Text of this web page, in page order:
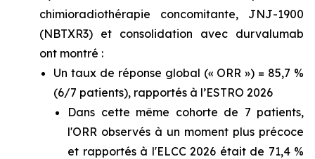
chimioradiothérapie concomitante, JNJ-1900
(NBTXR3) et consolidation avec durvalumab
ont montré :
Un taux de réponse global (« ORR ») = 85,7 %
(6/7 patients), rapportés à l’ESTRO 2026
Dans cette même cohorte de 7 patients,
l'ORR observés à un moment plus précoce
et rapportés à l'ELCC 2026 était de 71,4 %